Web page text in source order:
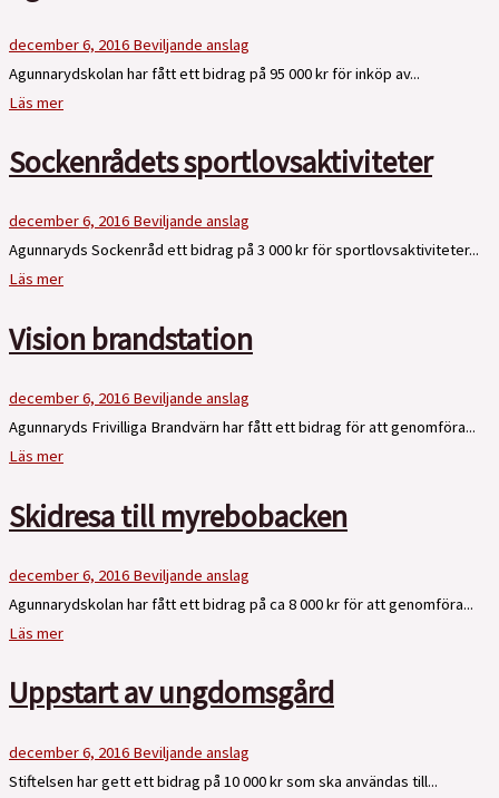
december 6, 2016 Beviljande anslag
Agunnarydskolan har fått ett bidrag på 95 000 kr för inköp av...
Läs mer
Sockenrådets sportlovsaktiviteter
december 6, 2016 Beviljande anslag
Agunnaryds Sockenråd ett bidrag på 3 000 kr för sportlovsaktiviteter...
Läs mer
Vision brandstation
december 6, 2016 Beviljande anslag
Agunnaryds Frivilliga Brandvärn har fått ett bidrag för att genomföra...
Läs mer
Skidresa till myrebobacken
december 6, 2016 Beviljande anslag
Agunnarydskolan har fått ett bidrag på ca 8 000 kr för att genomföra...
Läs mer
Uppstart av ungdomsgård
december 6, 2016 Beviljande anslag
Stiftelsen har gett ett bidrag på 10 000 kr som ska användas till...